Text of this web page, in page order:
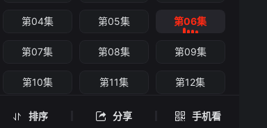
排序 分享 手机看
第04集 第05集 第06集
第07集 第08集 第09集
第10集 第11集 第12集